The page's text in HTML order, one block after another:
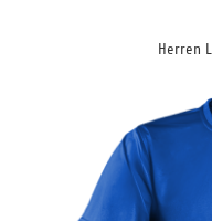
Herren